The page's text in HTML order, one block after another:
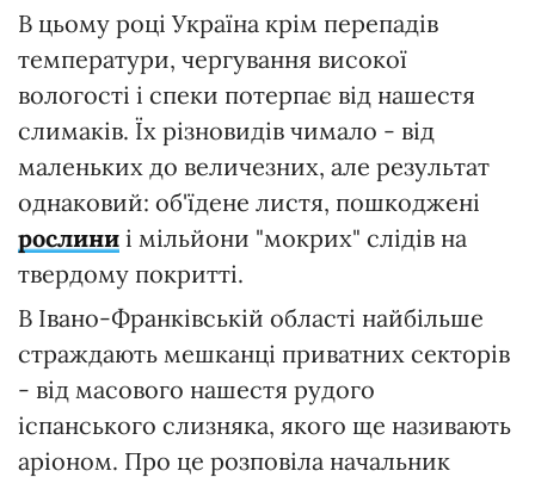
В цьому році Україна крім перепадів
температури, чергування високої
вологості і спеки потерпає від нашестя
слимаків. Їх різновидів чимало - від
маленьких до величезних, але результат
однаковий: об'їдене листя, пошкоджені
рослини і мільйони "мокрих" слідів на
твердому покритті.
В Івано-Франківській області найбільше
страждають мешканці приватних секторів
- від масового нашестя рудого
іспанського слизняка, якого ще називають
аріоном. Про це розповіла начальник